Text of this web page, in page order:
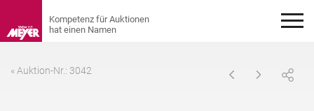
« Auktion-Nr.: 3042